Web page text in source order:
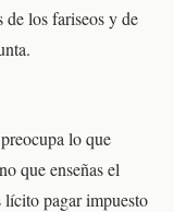
de los fariseos y de
lo que
que enseñas el
pagar impuesto